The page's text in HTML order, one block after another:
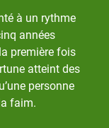
à un rythme
années
première fois
atteint des
personne
faim.